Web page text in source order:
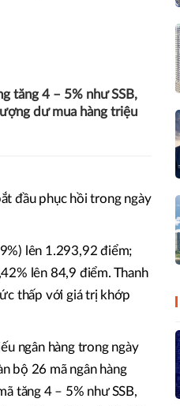
tăng 4 – 5% như SSB,
dư mua hàng triệu
đầu phục hồi trong ngày
lên 1.293,92 điểm;
lên 84,9 điểm. Thanh
thấp với giá trị khớp
ngân hàng trong ngày
bộ 26 mã ngân hàng
tăng 4 – 5% như SSB,